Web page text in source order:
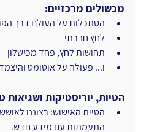
מכשולים מרכזיים:
הסתכלות על העולם דרך
לחץ חברתי
תחושות לחץ, פחד מכישלון
ו... פעולה על אוטומט
הטיות, יוריסטיקות ושגיאות
הטיית האישוש: רצוננו
התעמתות עם מידע חדש.